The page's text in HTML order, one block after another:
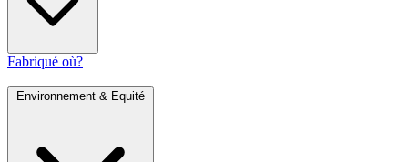
Fabriqué où?
Environnement & Equité